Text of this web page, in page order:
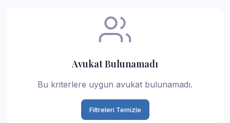
Avukat Bulunamadı
Bu kriterlere uygun avukat bulunamadı.
Filtreleri Temizle